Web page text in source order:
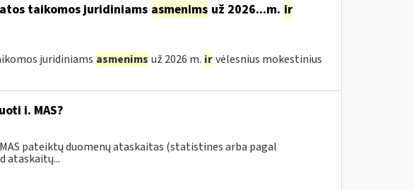
taikomos juridiniams asmenims už 2026...m. ir
juridiniams asmenims už 2026 m. ir vėlesnius mokestinius
i. MAS?
pateiktų duomenų ataskaitas (statistines arba pagal
ataskaitų...